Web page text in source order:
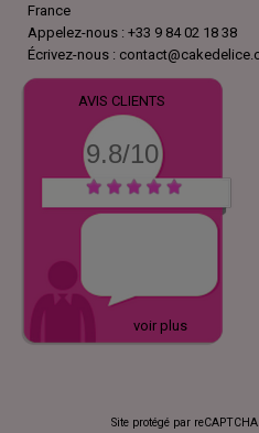
France
Appelez-nous : +33 9 84 02 18 38
Écrivez-nous :
AVIS CLIENTS
9.8/10
voir plus
Site protégé par reCAPTCHA.